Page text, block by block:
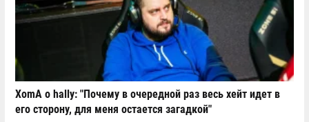
XomA о hally: "Почему в очередной раз весь хейт идет в
его сторону, для меня остается загадкой"